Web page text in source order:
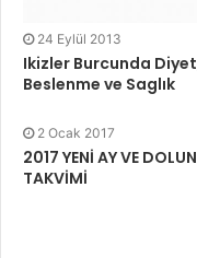
24 Eylül 2013
Ikizler Burcunda
Beslenme ve Saglık
2 Ocak 2017
2017 YENİ AY VE
TAKVİMİ